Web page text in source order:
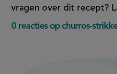
in
in
vragen over dit recept?
0 reacties op churros-